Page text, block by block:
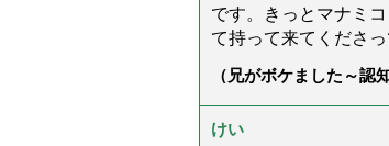
です。きっとマナミ
て持って来てくださ
（兄がボケました～認
けい